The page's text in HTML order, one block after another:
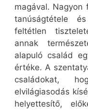
magával. Nagyon
tanúságtétele
feltétlen
annak
alapuló család
értéke. A
családokat,
elvilágiasodás
helyettesítő,